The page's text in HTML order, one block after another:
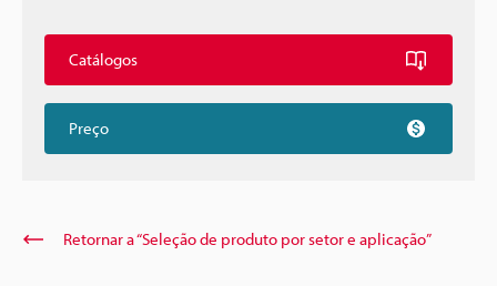
Catálogos
Preço
Retornar a “Seleção de produto por setor e aplicação”